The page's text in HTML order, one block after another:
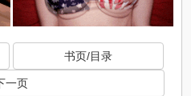
书页/目录
一页